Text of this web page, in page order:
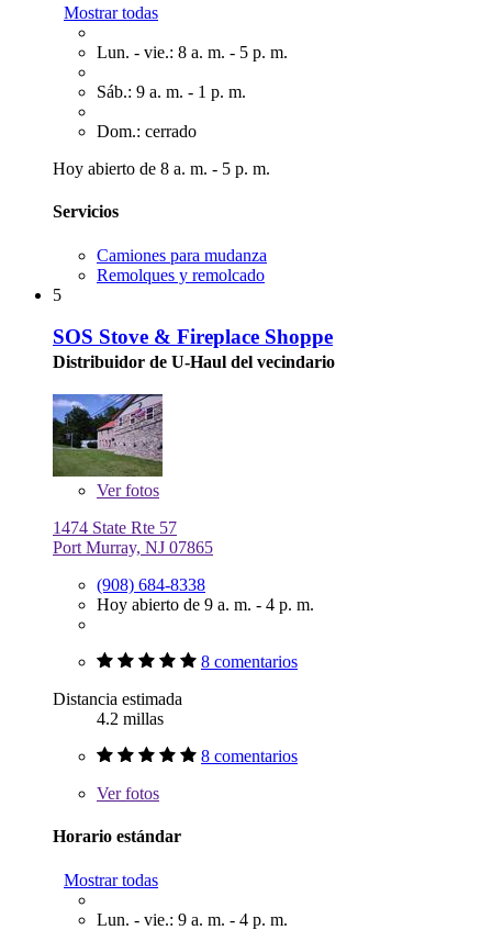
Mostrar todas
Lun. - vie.: 8 a. m. - 5 p. m.
Sáb.: 9 a. m. - 1 p. m.
Dom.: cerrado
Hoy abierto de 8 a. m. - 5 p. m.
Servicios
Camiones para mudanza
Remolques y remolcado
5
SOS Stove & Fireplace Shoppe
Distribuidor de U-Haul del vecindario
Verfotos
1474 State Rte 57
Port Murray, NJ 07865
(908) 684-8338
Hoy abierto de 9 a. m. - 4 p. m.
8 comentarios
Distancia estimada
4.2 millas
8 comentarios
Verfotos
Horario estándar
Mostrar todas
Lun. - vie.: 9 a. m. - 4 p. m.